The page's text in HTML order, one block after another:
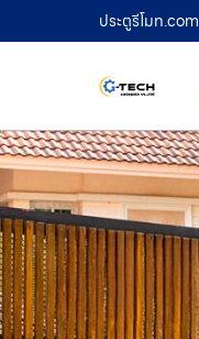
ประตูรีโมท.com